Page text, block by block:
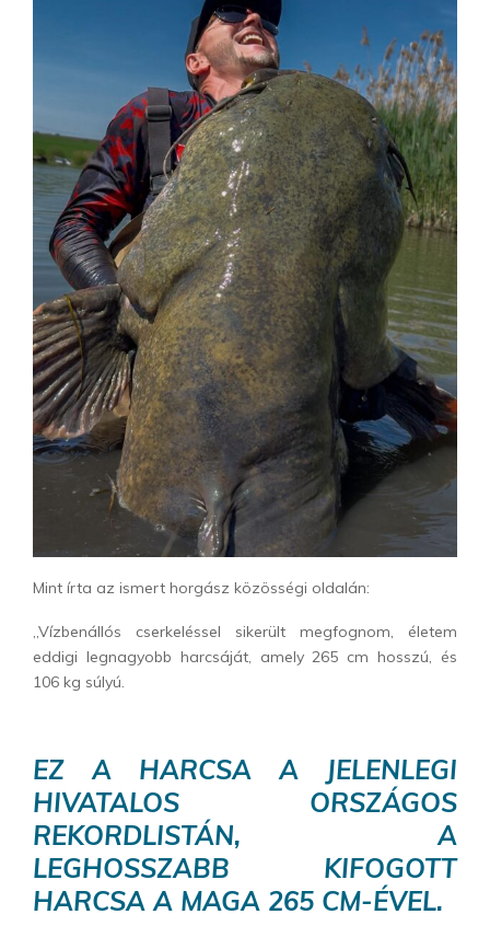
Mint írta az ismert horgász közösségi oldalán:
„Vízbenállós cserkeléssel sikerült megfognom, életem
eddigi legnagyobb harcsáját, amely 265 cm hosszú, és
106 kg súlyú.
EZ A HARCSA A JELENLEGI
HIVATALOS ORSZÁGOS
REKORDLISTÁN, A
LEGHOSSZABB KIFOGOTT
HARCSA A MAGA 265 CM-ÉVEL.